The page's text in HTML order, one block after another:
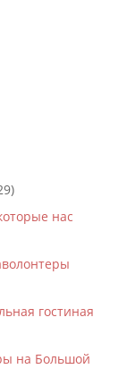
нас
гостиная
на Большой